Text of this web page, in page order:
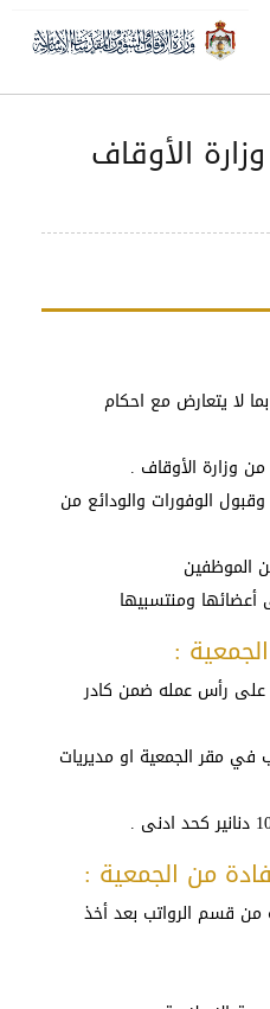
الأوقاف
لا يتعارض مع احكام
وزارة الأوقاف .
الوفورات والودائع من
الموظفين
أعضائها ومنتسبيها
:
على رأس عمله ضمن كادر
في مقر الجمعية او مديريات
من الجمعية :
قسم الرواتب بعد أخذ